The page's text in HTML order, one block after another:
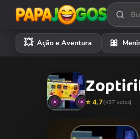
💥 Ação e Aventura 🎀
⭐ 4.7(437 votos)